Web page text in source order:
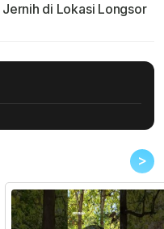
di Lokasi Longsor
>